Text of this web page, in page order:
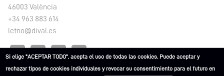
46003 València
+34 963 883 614
letno@dival.es
Si elige "ACEPTAR TODO", acepta el uso de todas las cookies. Puede aceptar y
rechazar tipos de cookies individuales y revocar su consentimiento para el futuro en